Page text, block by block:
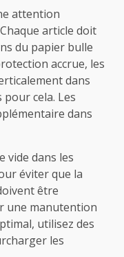
attention
article doit
du papier bulle
accrue, les
dans
cela. Les
dans
vide dans les
éviter que la
être
une manutention
utilisez des
les